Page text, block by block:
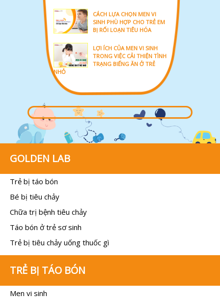
CÁCH LỰA CHỌN MEN VI
SINH PHÙ HỢP CHO TRẺ EM
BỊ RỐI LOẠN TIÊU HÓA
LỢI ÍCH CỦA MEN VI SINH
TRONG VIỆC CẢI THIỆN TÌNH
TRẠNG BIẾNG ĂN Ở TRẺ
NHỎ
GOLDEN LAB
Trẻ bị táo bón
Bé bị tiêu chảy
Chữa trị bệnh tiêu chảy
Táo bón ở trẻ sơ sinh
Trẻ bị tiêu chảy uống thuốc gì
TRẺ BỊ TÁO BÓN
Men vi sinh